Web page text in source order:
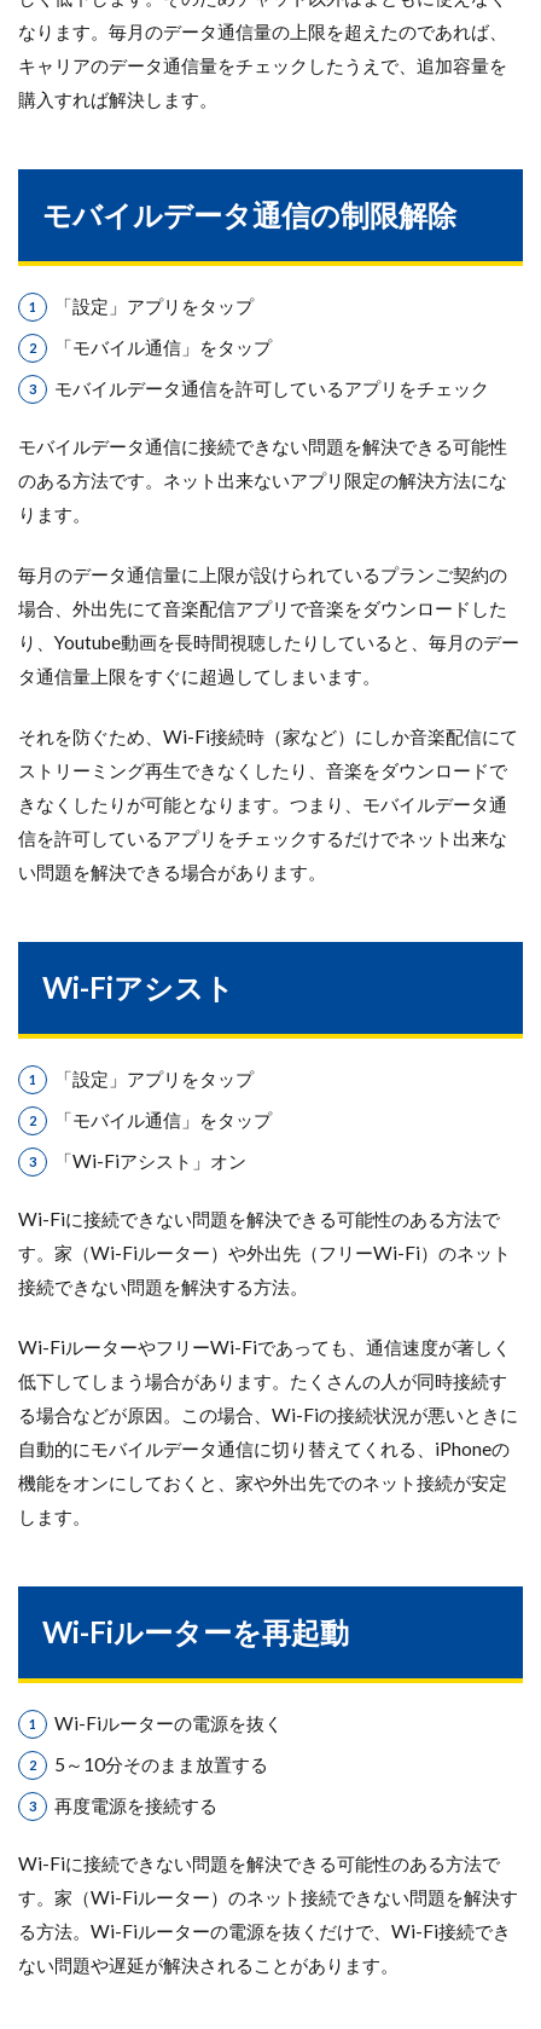
なります。毎月のデータ通信量の上限を超えたのであれば、
キャリアのデータ通信量をチェックしたうえで、追加容量を
購入すれば解決します。
モバイルデータ通信の制限解除
「設定」アプリをタップ
「モバイル通信」をタップ
モバイルデータ通信を許可しているアプリをチェック
モバイルデータ通信に接続できない問題を解決できる可能性
のある方法です。ネット出来ないアプリ限定の解決方法にな
ります。
毎月のデータ通信量に上限が設けられているプランご契約の
場合、外出先にて音楽配信アプリで音楽をダウンロードした
り、Youtube動画を長時間視聴したりしていると、毎月のデー
タ通信量上限をすぐに超過してしまいます。
それを防ぐため、Wi-Fi接続時（家など）にしか音楽配信にて
ストリーミング再生できなくしたり、音楽をダウンロードで
きなくしたりが可能となります。つまり、モバイルデータ通
信を許可しているアプリをチェックするだけでネット出来な
い問題を解決できる場合があります。
Wi-Fiアシスト
「設定」アプリをタップ
「モバイル通信」をタップ
「Wi-Fiアシスト」オン
Wi-Fiに接続できない問題を解決できる可能性のある方法で
す。家（Wi-Fiルーター）や外出先（フリーWi-Fi）のネット
接続できない問題を解決する方法。
Wi-FiルーターやフリーWi-Fiであっても、通信速度が著しく
低下してしまう場合があります。たくさんの人が同時接続す
る場合などが原因。この場合、Wi-Fiの接続状況が悪いときに
自動的にモバイルデータ通信に切り替えてくれる、iPhoneの
機能をオンにしておくと、家や外出先でのネット接続が安定
します。
Wi-Fiルーターを再起動
Wi-Fiルーターの電源を抜く
5～10分そのまま放置する
再度電源を接続する
Wi-Fiに接続できない問題を解決できる可能性のある方法で
す。家（Wi-Fiルーター）のネット接続できない問題を解決す
る方法。Wi-Fiルーターの電源を抜くだけで、Wi-Fi接続でき
ない問題や遅延が解決されることがあります。